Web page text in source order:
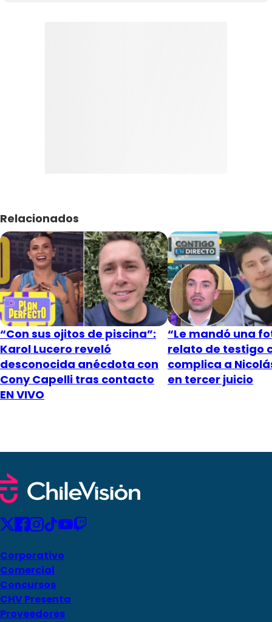
Relacionados
“Con sus ojitos de piscina”:
Karol Lucero reveló
desconocida anécdota con
Cony Capelli tras contacto
EN VIVO
“Le mandó una
relato de testigo
complica a
en tercer juicio
Corporativo
Comercial
Concursos
CHV Presenta
Proveedores